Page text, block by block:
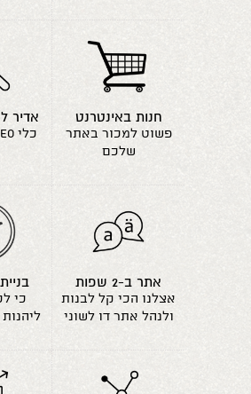
חנות באינטרנט
פשוט למכור באתר
שלכם
אדיר
כלי seo מתקדמים
אתר ב-2 שפות
אצלנו הכי קל לבנות
ולנהל אתר דו לשוני
כי